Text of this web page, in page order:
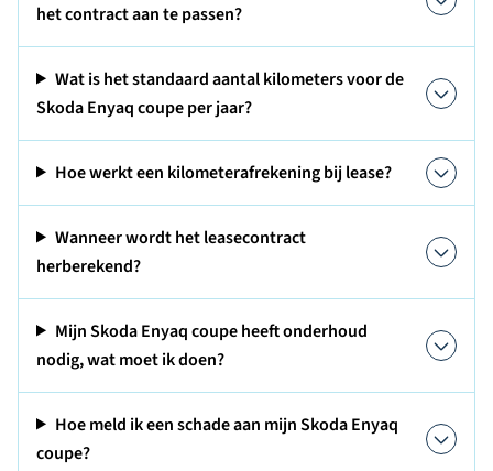
het contract aan te passen?
Wat is het standaard aantal kilometers voor de
Skoda Enyaq coupe per jaar?
Hoe werkt een kilometerafrekening bij lease?
Wanneer wordt het leasecontract
herberekend?
Mijn Skoda Enyaq coupe heeft onderhoud
nodig, wat moet ik doen?
Hoe meld ik een schade aan mijn Skoda Enyaq
coupe?